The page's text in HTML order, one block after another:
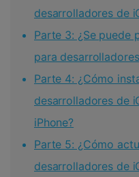
desarrolladores de
Parte 3: ¿Se puede
para
Parte 4: ¿Cómo
desarrolladores de
iPhone?
Parte 5: ¿Cómo
desarrolladores de